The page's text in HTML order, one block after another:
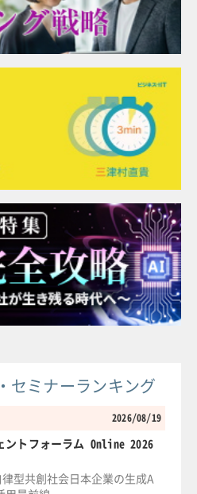
セミナーランキング
2026/08/19
ントフォーラム Online 2026
型共創社会日本企業の生成A